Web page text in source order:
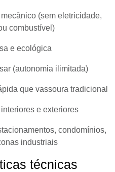
(sem eletricidade,
combustível)
e ecológica
(autonomia ilimitada)
que vassoura tradicional
e exteriores
condomínios,
industriais
técnicas